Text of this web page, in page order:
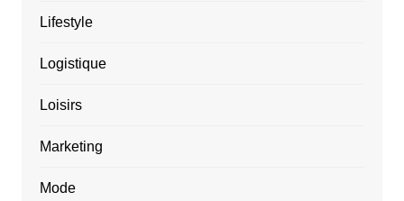
Lifestyle
Logistique
Loisirs
Marketing
Mode